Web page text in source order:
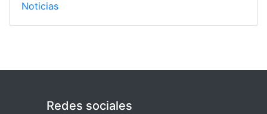
Noticias
Redes sociales